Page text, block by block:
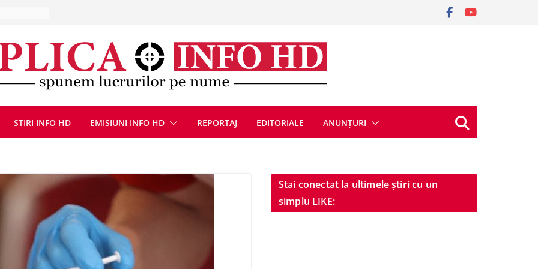
din
cu
DIN
STIRI INFO HD EMISIUNI INFO HD REPORTAJ EDITORIALE ANUNȚURI
Stai conectat la ultimele știri cu un
simplu LIKE: